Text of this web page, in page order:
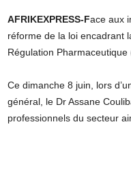
AFRIKEXPRESS-Face aux
réforme de la loi encadrant
Régulation Pharmaceutique
Ce dimanche 8 juin, lors
général, le Dr Assane
professionnels du secteur